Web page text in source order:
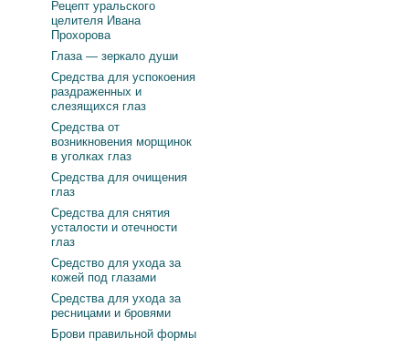
Рецепт уральского
целителя Ивана
Прохорова
Глаза — зеркало души
Средства для успокоения
раздраженных и
слезящихся глаз
Средства от
возникновения морщинок
в уголках глаз
Средства для очищения
глаз
Средства для снятия
усталости и отечности
глаз
Средство для ухода за
кожей под глазами
Средства для ухода за
ресницами и бровями
Брови правильной формы